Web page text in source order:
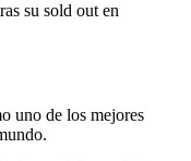
su sold out en
uno de los mejores